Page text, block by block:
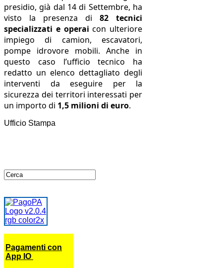
presidio, già dal 14 di Settembre, ha
visto la presenza di82 tecnici
specializzati e operai con ulteriore
impiego di camion, escavatori,
pompe idrovore mobili. Anche in
questo caso l’ufficio tecnico ha
redatto un elenco dettagliato degli
interventi da eseguire per la
sicurezza dei territori interessati per
un importo di 1,5 milioni di euro.
Ufficio Stampa
Pagamenti con
App IO